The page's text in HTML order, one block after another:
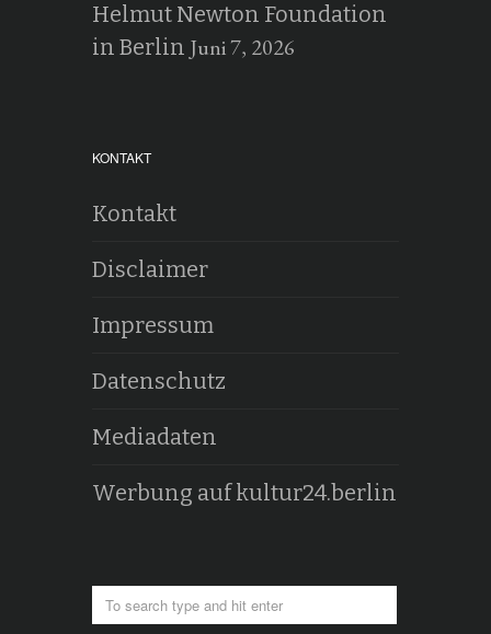
Helmut Newton Foundation
in Berlin Juni 7, 2026
KONTAKT
Kontakt
Disclaimer
Impressum
Datenschutz
Mediadaten
Werbung auf kultur24.berlin